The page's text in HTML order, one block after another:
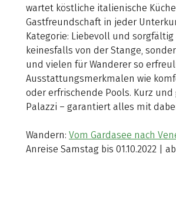
wartet köstliche italienische
Gastfreundschaft in jeder
Kategorie: Liebevoll und
keinesfalls von der Stange,
und vielen für Wanderer so
Ausstattungsmerkmalen wie
oder erfrischende Pools. Kurz und
Palazzi – garantiert alles mit
Wandern: Vom Gardasee nach
Anreise Samstag bis 01.10.2022 |